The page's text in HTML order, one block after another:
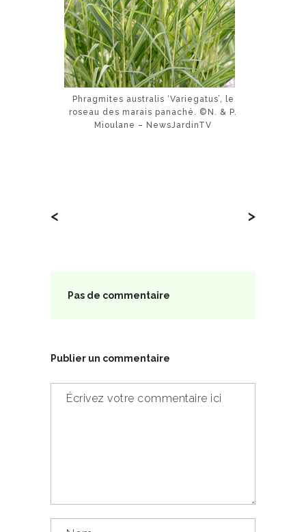
Phragmites australis ‘Variegatus’, le
roseau des marais panaché. ©N. & P.
Mioulane – NewsJardinTV
< >
Pas de commentaire
Publier un commentaire